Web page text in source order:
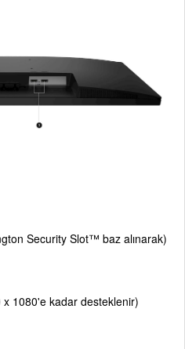
Security Slot™ baz alınarak)
1080'e kadar desteklenir)